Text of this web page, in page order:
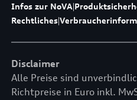
Infos zur NoVA|
Rechtliches|
Disclaimer
Alle Preise sind
Richtpreise in Euro inkl.